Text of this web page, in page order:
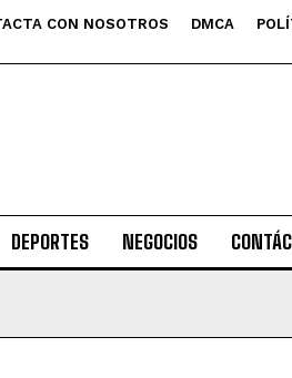
CON NOSOTROS DMCA
DEPORTES NEGOCIOS